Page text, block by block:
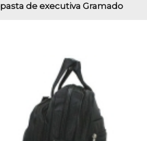
pasta de executiva Gramado